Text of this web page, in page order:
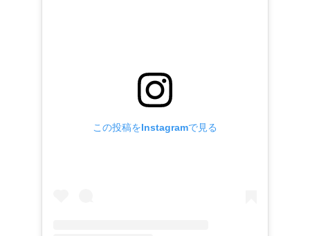
この投稿をInstagramで見る